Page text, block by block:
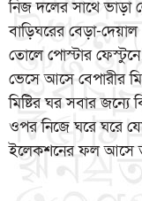
নিজ দলের সাথে ভাড়া
বাড়িঘরের বেড়া-
তোলে পোস্টার
ভেসে আসে বেপারীর
মিষ্টির ঘর সবার
ওপর নিজে ঘরে ঘরে
ইলেকশনের ফল আসে